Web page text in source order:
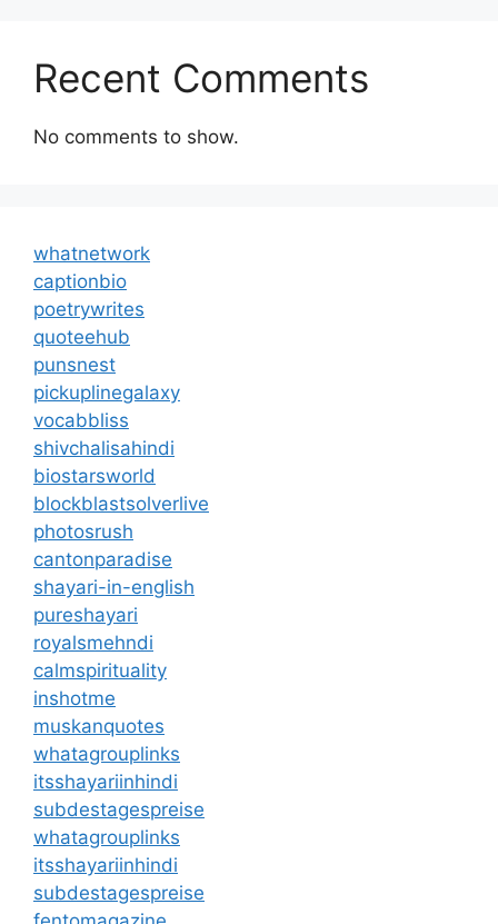
Recent Comments
No comments to show.
whatnetwork
captionbio
poetrywrites
quoteehub
punsnest
pickuplinegalaxy
vocabbliss
shivchalisahindi
biostarsworld
blockblastsolverlive
photosrush
cantonparadise
shayari-in-english
pureshayari
royalsmehndi
calmspirituality
inshotme
muskanquotes
whatagrouplinks
itsshayariinhindi
subdestagespreise
whatagrouplinks
itsshayariinhindi
subdestagespreise